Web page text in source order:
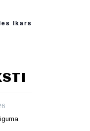
Ikars